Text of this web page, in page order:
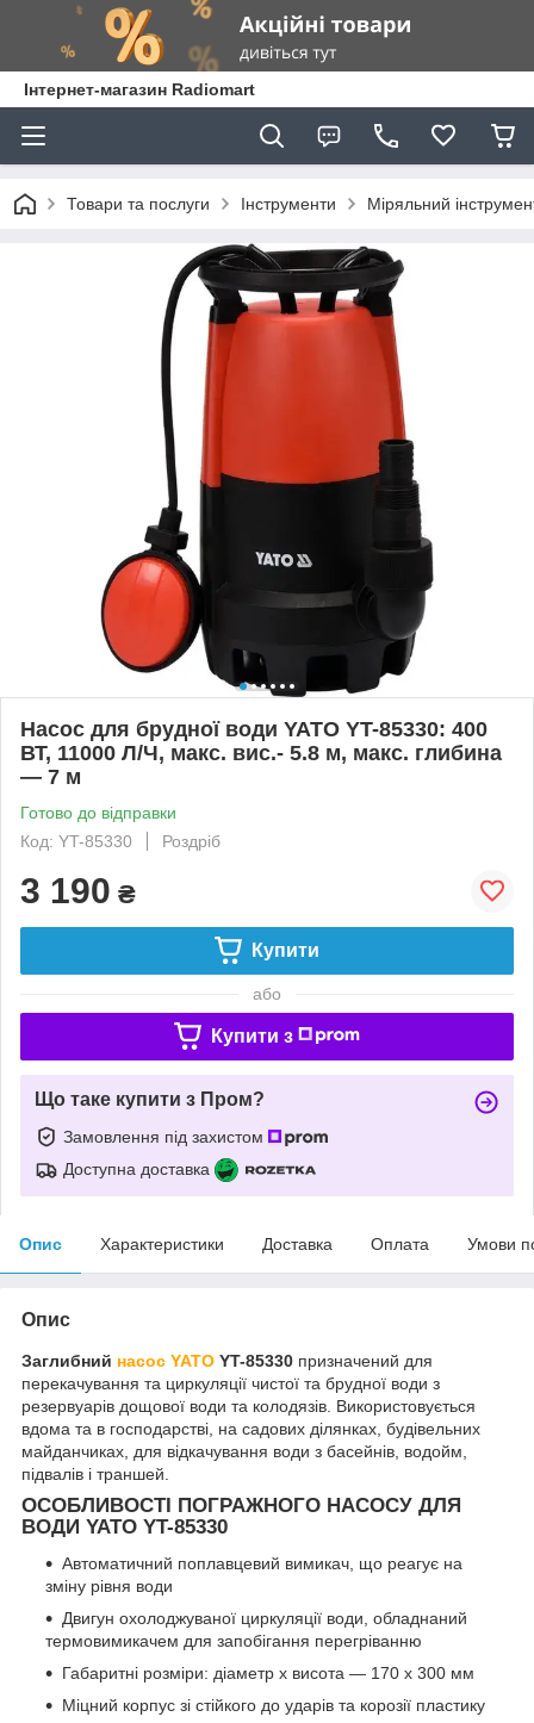
Інтернет-магазин Radiomart
Товари та послуги Інструменти Міряльний
Насос для брудної води YATO YT-85330: 400
ВТ, 11000 Л/Ч, макс. вис.- 5.8 м, макс. глибина
— 7 м
Готово до відправки
Код: YT-85330
Роздріб
3 190 ₴
Купити
або
Купити з
Що таке купити з Пром?
Замовлення під захистом
Доступна доставка
Опис Характеристики Доставка Оплата Умови
Опис
Заглибний насос YATO YT-85330 призначений для
перекачування та циркуляції чистої та брудної води з
резервуарів дощової води та колодязів. Використовується
вдома та в господарстві, на садових ділянках, будівельних
майданчиках, для відкачування води з басейнів, водойм,
підвалів і траншей.
ОСОБЛИВОСТІ ПОГРАЖНОГО НАСОСУ ДЛЯ
ВОДИ YATO YT-85330
Автоматичний поплавцевий вимикач, що реагує на
зміну рівня води
Двигун охолоджуваної циркуляції води, обладнаний
термовимикачем для запобігання перегріванню
Габаритні розміри: діаметр х висота — 170 х 300 мм
Міцний корпус зі стійкого до ударів та корозії пластику